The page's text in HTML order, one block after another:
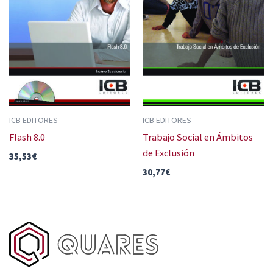
ICB EDITORES
Flash 8.0
35,53€
ICB EDITORES
Trabajo Social en Ámbitos
de Exclusión
30,77€